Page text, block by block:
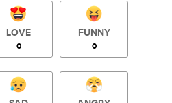
LOVE
0
FUNNY
0